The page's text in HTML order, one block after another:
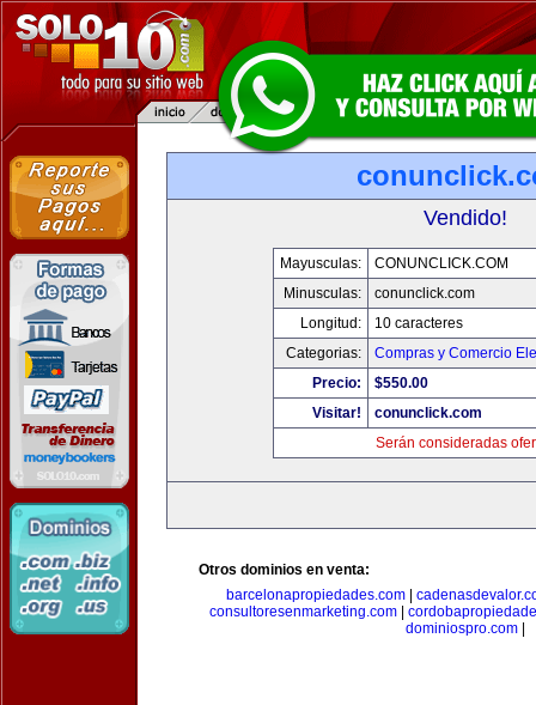
Vendido!
Mayusculas:
CONUNCLICK.COM
Minusculas:
conunclick.com
Longitud:
10 caracteres
Categorias:
Compras y Comercio
Precio:
$550.00
Visitar!
conunclick.com
Serán consideradas
Otros dominios en venta:
barcelonapropiedades.com|
consultoresenmarketing.com
dominiospro.com